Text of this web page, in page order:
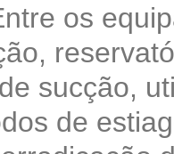
os
sucção,
de